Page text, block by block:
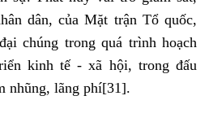
dân, của Mặt trận Tổ quốc,
chúng trong quá trình hoạch
kinh tế - xã hội, trong đấu
nhũng, lãng phí[31].